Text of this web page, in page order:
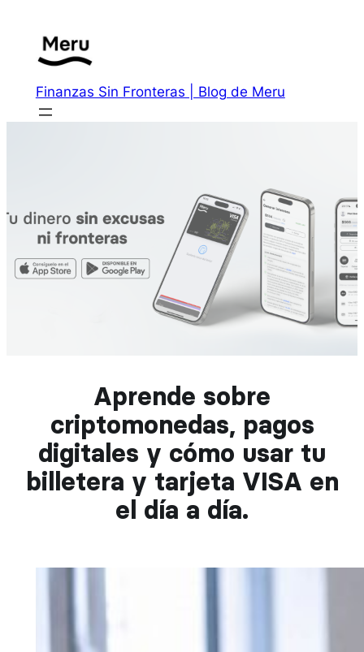
contenido
Finanzas Sin Fronteras | Blog de Meru
Aprende sobre
criptomonedas, pagos
digitales y cómo usar tu
billetera y tarjeta VISA en
el día a día.